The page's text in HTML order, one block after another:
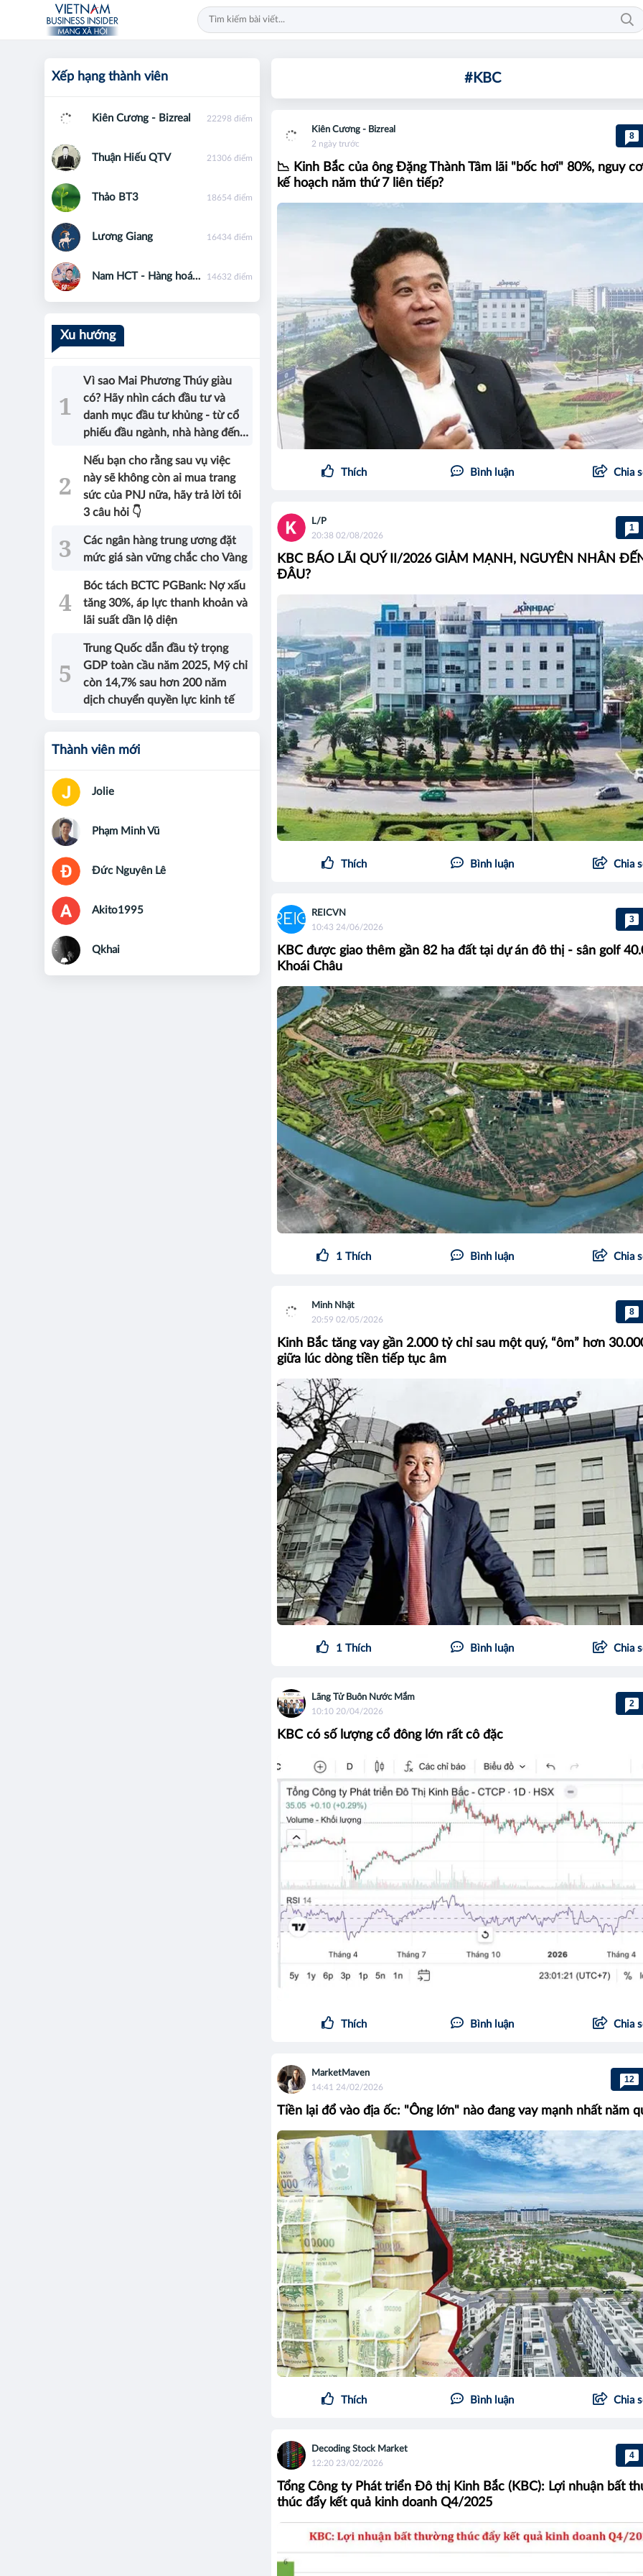
#KBC
Kiên Cương - Bizreal
2 ngày trước
8
📉 Kinh Bắc của ông Đặng Thành Tâm lãi "bốc hơi" 80%, nguy
kế hoạch năm thứ 7 liên tiếp?
Thích Bình luận Chia
L/P
20:38 02/08/2026
1
KBC BÁO LÃI QUÝ II/2026 GIẢM MẠNH, NGUYÊN NHÂN
ĐÂU?
Thích Bình luận Chia
REICVN
10:43 24/06/2026
3
KBC được giao thêm gần 82 ha đất tại dự án đô thị - sân golf
Khoái Châu
1 Thích Bình luận Chia
Minh Nhật
20:59 02/05/2026
8
Kinh Bắc tăng vay gần 2.000 tỷ chỉ sau một quý, “ôm” hơn
giữa lúc dòng tiền tiếp tục âm
1 Thích Bình luận Chia
Lãng Tử Buôn Nước Mắm
10:10 20/04/2026
2
KBC có số lượng cổ đông lớn rất cô đặc
Thích Bình luận Chia
MarketMaven
14:41 24/02/2026
12
Tiền lại đổ vào địa ốc: "Ông lớn" nào đang vay mạnh nhất năm
Thích Bình luận Chia
Decoding Stock Market
12:20 23/02/2026
4
Tổng Công ty Phát triển Đô thị Kinh Bắc (KBC): Lợi nhuận bất
thúc đẩy kết quả kinh doanh Q4/2025
Xếp hạng thành viên
Kiên Cương - Bizreal 22298 điểm
Thuận Hiếu QTV 21306 điểm
Thảo BT3 18654 điểm
Lương Giang 16434 điểm
Nam HCT - Hàng hoá phái sinh - 0867091553 14632 điểm
Xu hướng
Vì sao Mai Phương Thúy giàu
có? Hãy nhìn cách đầu tư và
danh mục đầu tư khủng - từ cổ
phiếu đầu ngành, nhà hàng đến
được câu trả lời!
Nếu bạn cho rằng sau vụ việc
này sẽ không còn ai mua trang
sức của PNJ nữa, hãy trả lời tôi
3 câu hỏi 👇
Các ngân hàng trung ương đặt
mức giá sàn vững chắc cho Vàng
Bóc tách BCTC PGBank: Nợ xấu
tăng 30%, áp lực thanh khoản và
lãi suất dần lộ diện
Trung Quốc dẫn đầu tỷ trọng
GDP toàn cầu năm 2025, Mỹ chỉ
còn 14,7% sau hơn 200 năm
dịch chuyển quyền lực kinh tế
Thành viên mới
Jolie
Phạm Minh Vũ
Đức Nguyên Lê
Akito1995
Qkhai